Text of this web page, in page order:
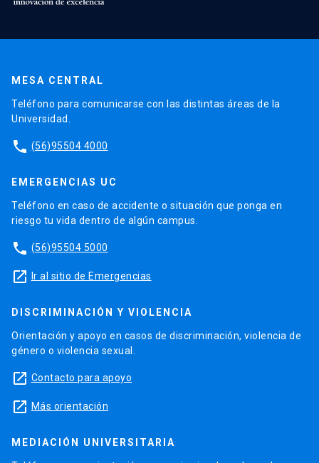
MESA CENTRAL
Teléfono para comunicarse con las distintas áreas de la
Universidad.
phone (56)95504 4000
EMERGENCIAS UC
Teléfono en caso de accidente o situación que ponga en
riesgo tu vida dentro de algún campus.
phone (56)95504 5000
launch Ir al sitio de Emergencias
DISCRIMINACIÓN Y VIOLENCIA
Orientación y apoyo en casos de discriminación, violencia de
género o violencia sexual.
launch Contacto para apoyo
launch Más orientación
MEDIACIÓN UNIVERSITARIA